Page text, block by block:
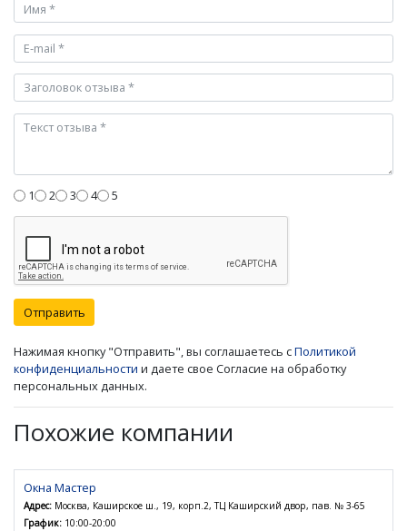
1 2 3 4 5
Отправить
Нажимая кнопку "Отправить", вы соглашаетесь сПолитикой
конфиденциальности и даете свое Согласие на обработку
персональных данных.
Похожие компании
Окна Мастер
Адрес: Москва, Каширское ш., 19, корп.2, ТЦ Каширский двор, пав. № 3-65
График: 10:00-20:00